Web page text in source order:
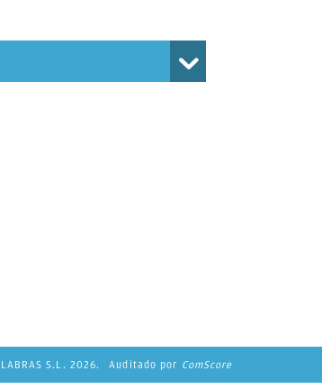
S.L. 2026. Auditado por ComScore